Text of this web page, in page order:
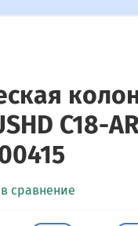
C18-
сравнение